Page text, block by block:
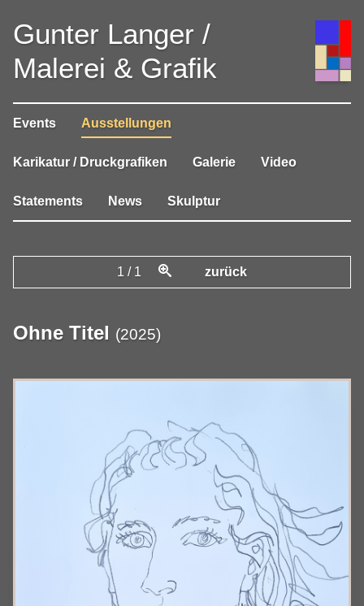
Gunter Langer /
Malerei & Grafik
Events Ausstellungen
Karikatur / Druckgrafiken Galerie Video
Statements News Skulptur
1 / 1 zurück
Ohne Titel (2025)